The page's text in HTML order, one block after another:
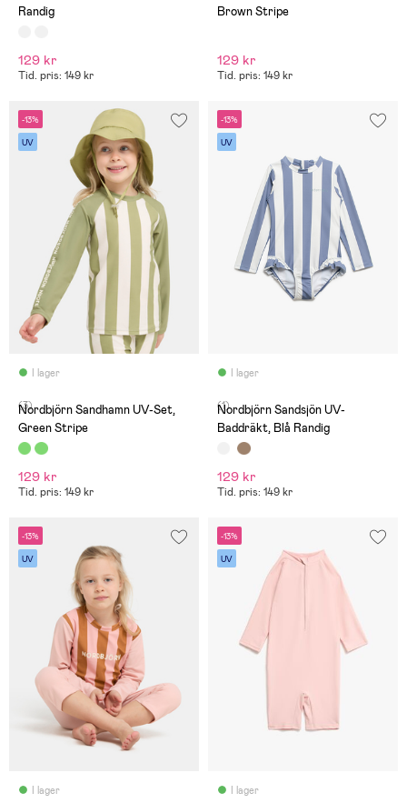
Randig
129 kr
Tid. pris: 149 kr
Brown Stripe
129 kr
Tid. pris: 149 kr
-13%
UV
I lager
(3)
Nordbjörn Sandhamn UV-Set,
Green Stripe
129 kr
Tid. pris: 149 kr
-13%
UV
I lager
(1)
Nordbjörn Sandsjön UV-
Baddräkt, Blå Randig
129 kr
Tid. pris: 149 kr
-13%
UV
I lager
-13%
UV
I lager